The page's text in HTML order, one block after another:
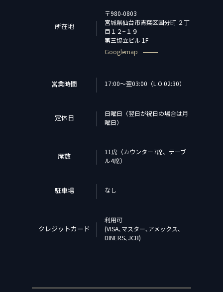
所在地
〒980-0803
宮城県仙台市青葉区国分町 ２丁
目１２−１９
第三協立ビル 1F
Googlemap
営業時間 17:00〜翌03:00（L.O.02:30）
定休日
日曜日（翌日が祝日の場合は月
曜日）
席数
11席（カウンター7席、テーブ
ル4席）
駐車場 なし
クレジットカード
利用可
(VISA､マスター､アメックス､
DINERS､JCB)